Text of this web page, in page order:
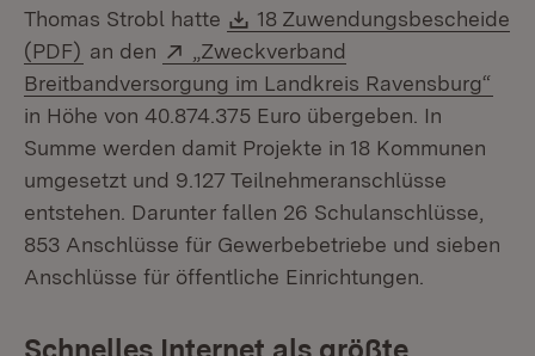
Thomas Strobl hatte
Download:
18 Zuwendungsbescheide
(PDF) (Öffnet in neuem Fenster)
an den Extern:
„Zweckverband
Breitbandversorgung im Landkreis Ravensburg“
in Höhe von 40.874.375 Euro übergeben. In
Summe werden damit Projekte in 18 Kommunen
umgesetzt und 9.127 Teilnehmeranschlüsse
entstehen. Darunter fallen 26 Schulanschlüsse,
853 Anschlüsse für Gewerbebetriebe und sieben
Anschlüsse für öffentliche Einrichtungen.